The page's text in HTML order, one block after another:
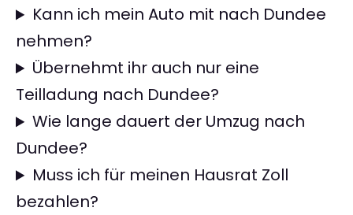
Kann ich mein Auto mit nach Dundee
nehmen?
Übernehmt ihr auch nur eine
Teilladung nach Dundee?
Wie lange dauert der Umzug nach
Dundee?
Muss ich für meinen Hausrat Zoll
bezahlen?